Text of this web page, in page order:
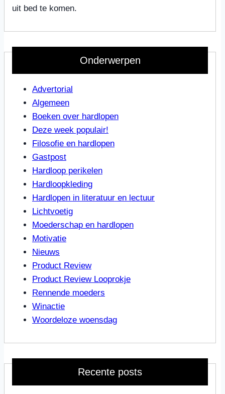
uit bed te komen.
Onderwerpen
Advertorial
Algemeen
Boeken over hardlopen
Deze week populair!
Filosofie en hardlopen
Gastpost
Hardloop perikelen
Hardloopkleding
Hardlopen in literatuur en lectuur
Lichtvoetig
Moederschap en hardlopen
Motivatie
Nieuws
Product Review
Product Review Looprokje
Rennende moeders
Winactie
Woordeloze woensdag
Recente posts